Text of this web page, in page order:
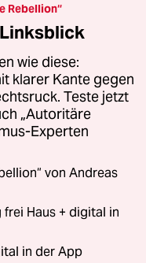
Rebellion“
wie diese:
klarer Kante gegen
Teste jetzt
„Autoritäre
Experten
von Andreas
Haus + digital in
in der App